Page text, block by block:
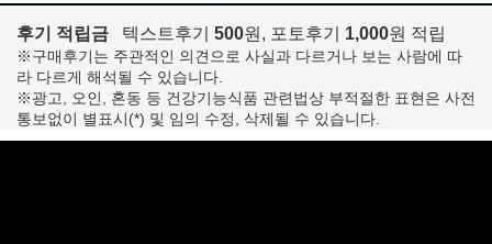
후기 적립금 텍스트후기 500원, 포토후기 1,000원 적립
※구매후기는 주관적인 의견으로 사실과 다르거나 보는 사람에 따
라 다르게 해석될 수 있습니다.
※광고, 오인, 혼동 등 건강기능식품 관련법상 부적절한 표현은 사전
통보없이 별표시(*) 및 임의 수정, 삭제될 수 있습니다.